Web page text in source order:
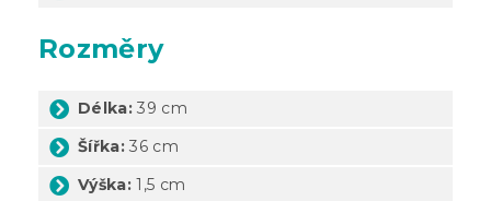
Rozměry
Délka: 39 cm
Šířka: 36 cm
Výška: 1,5 cm